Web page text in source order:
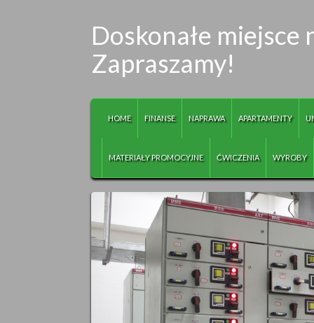
Doskonałe
Zapraszamy!
HOME FINANSE NAPRAWA APARTAMENTY
MATERIAŁY PROMOCYJNE ĆWICZENIA WYROBY